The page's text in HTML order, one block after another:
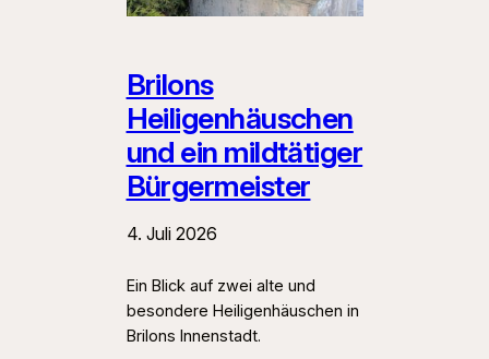
Brilons
Heiligenhäuschen
und ein mildtätiger
Bürgermeister
4. Juli 2026
Ein Blick auf zwei alte und
besondere Heiligenhäuschen in
Brilons Innenstadt.